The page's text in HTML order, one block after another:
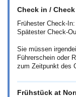
Check in /
Frühester Check-
Spätester Check-
Sie müssen
Führerschein oder
zum Zeitpunkt des
Frühstück at